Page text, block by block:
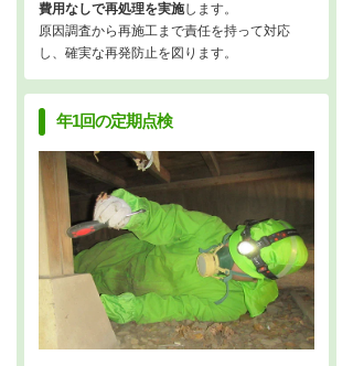
費用なしで再処理を実施します。
原因調査から再施工まで責任を持って対応
し、確実な再発防止を図ります。
年1回の定期点検